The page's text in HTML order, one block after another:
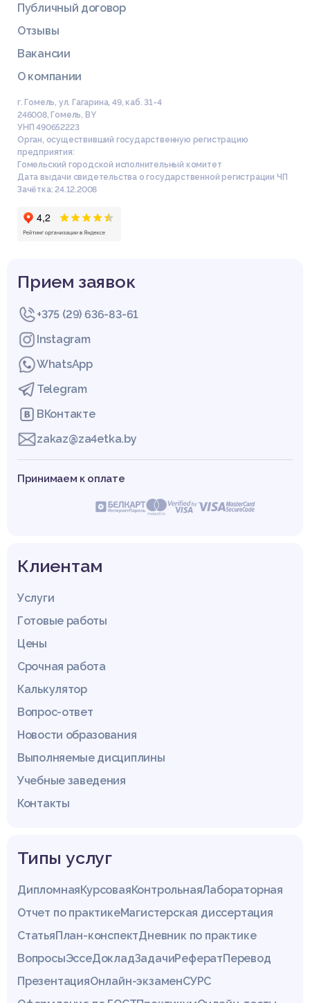
Публичный договор
Отзывы
Вакансии
О компании
г. Гомель, ул. Гагарина, 49, каб. 31-4
246008,Гомель BY
УНП 490652223
Орган, осуществивший государственную регистрацию
предприятия:
Гомельский городской исполнительный комитет
Дата выдачи свидетельства о государственной регистрации ЧП
Зачётка: 24.12.2008
Прием заявок
+375 (29) 636-83-61
Instagram
WhatsApp
Telegram
ВКонтакте
zakaz@za4etka.by
Принимаем к оплате
Клиентам
Услуги
Готовые работы
Цены
Срочная работа
Калькулятор
Вопрос-ответ
Новости образования
Выполняемые дисциплины
Учебные заведения
Контакты
Типы услуг
ДипломнаяКурсоваяКонтрольнаяЛабораторная
Отчет по практикеМагистерская диссертация
СтатьяПлан-конспектДневник по практике
ВопросыЭссеДокладЗадачиРефератПеревод
ПрезентацияОнлайн-экзаменСУРС